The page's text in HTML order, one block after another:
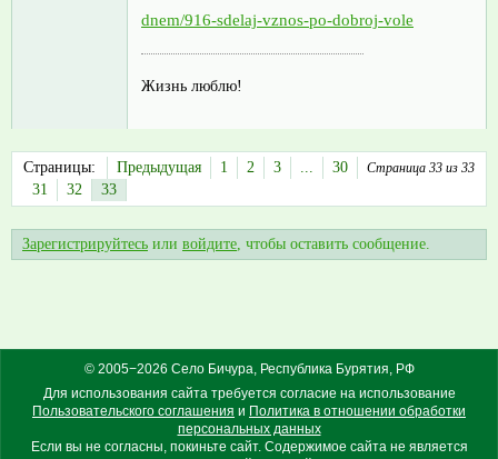
dnem/916-sdelaj-vznos-po-dobroj-vole
Жизнь люблю!
Страница 33 из 33
Страницы: Предыдущая 1 2 3 ...
30
31
32 33
Зарегистрируйтесь или войдите, чтобы оставить сообщение.
© 2005−2026 Село Бичура, Республика Бурятия, РФ
Для использования сайта требуется согласие на использование
Пользовательского соглашения и Политика в отношении обработки
персональных данных
Если вы не согласны, покиньте сайт. Содержимое сайта не является